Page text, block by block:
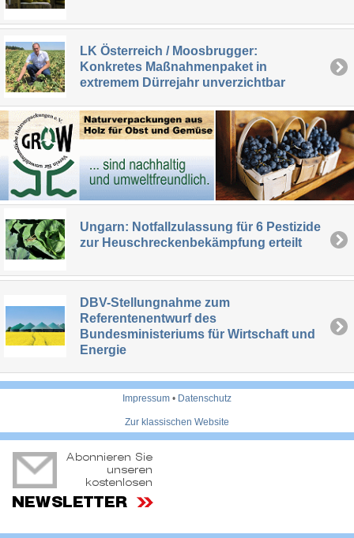
LK Österreich / Moosbrugger:
Konkretes Maßnahmenpaket in
extremem Dürrejahr unverzichtbar
Ungarn: Notfallzulassung für 6 Pestizide
zur Heuschreckenbekämpfung erteilt
DBV-Stellungnahme zum
Referentenentwurf des
Bundesministeriums für Wirtschaft und
Energie
Impressum • Datenschutz
Zur klassischen Website